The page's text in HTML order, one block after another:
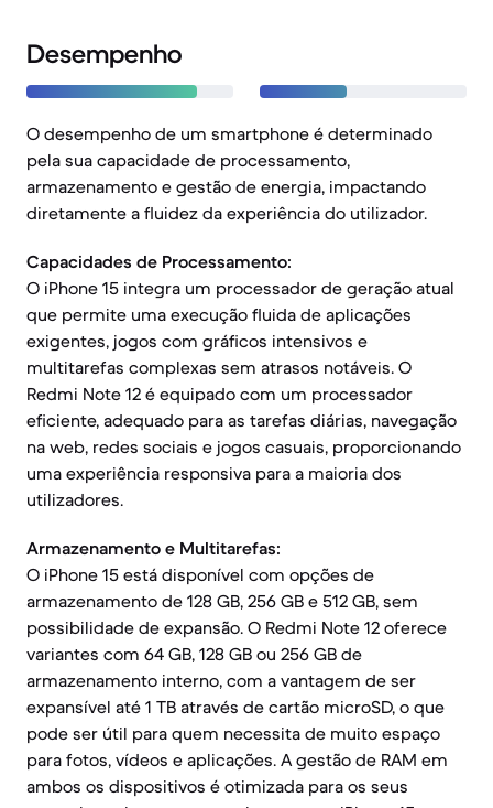
Desempenho
O desempenho de um smartphone é determinado
pela sua capacidade de processamento,
armazenamento e gestão de energia, impactando
diretamente a fluidez da experiência do utilizador.
Capacidades de Processamento:
O iPhone 15 integra um processador de geração atual
que permite uma execução fluida de aplicações
exigentes, jogos com gráficos intensivos e
multitarefas complexas sem atrasos notáveis. O
Redmi Note 12 é equipado com um processador
eficiente, adequado para as tarefas diárias, navegação
na web, redes sociais e jogos casuais, proporcionando
uma experiência responsiva para a maioria dos
utilizadores.
Armazenamento e Multitarefas:
O iPhone 15 está disponível com opções de
armazenamento de 128 GB, 256 GB e 512 GB, sem
possibilidade de expansão. O Redmi Note 12 oferece
variantes com 64 GB, 128 GB ou 256 GB de
armazenamento interno, com a vantagem de ser
expansível até 1 TB através de cartão microSD, o que
pode ser útil para quem necessita de muito espaço
para fotos, vídeos e aplicações. A gestão de RAM em
ambos os dispositivos é otimizada para os seus